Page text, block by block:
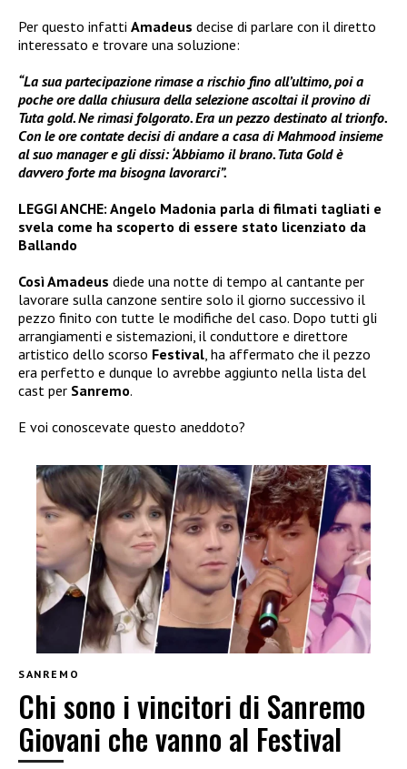
Per questo infatti Amadeus decise di parlare con il diretto
interessato e trovare una soluzione:
“La sua partecipazione rimase a rischio fino all’ultimo, poi a
poche ore dalla chiusura della selezione ascoltai il provino di
Tuta gold. Ne rimasi folgorato. Era un pezzo destinato al trionfo.
Con le ore contate decisi di andare a casa di Mahmood insieme
al suo manager e gli dissi: ‘Abbiamo il brano. Tuta Gold è
davvero forte ma bisogna lavorarci”.
LEGGI ANCHE: Angelo Madonia parla di filmati tagliati e
svela come ha scoperto di essere stato licenziato da
Ballando
Così Amadeus diede una notte di tempo al cantante per
lavorare sulla canzone sentire solo il giorno successivo il
pezzo finito con tutte le modifiche del caso. Dopo tutti gli
arrangiamenti e sistemazioni, il conduttore e direttore
artistico dello scorso Festival , ha affermato che il pezzo
era perfetto e dunque lo avrebbe aggiunto nella lista del
cast per Sanremo.
E voi conoscevate questo aneddoto?
SANREMO
Chi sono i vincitori di Sanremo
Giovani che vanno al Festival